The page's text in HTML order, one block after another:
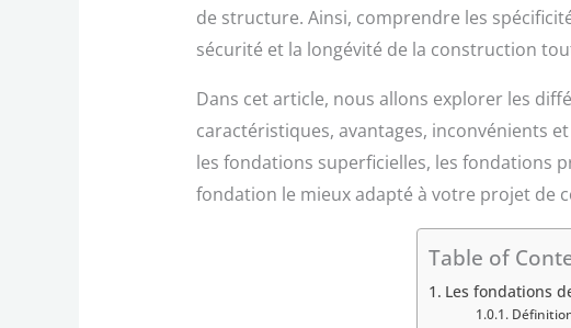
de structure. Ainsi, comprendre les
sécurité et la longévité de la construction
Dans cet article, nous allons explorer les
caractéristiques, avantages, inconvénients
les fondations superficielles, les fondations
fondation le mieux adapté à votre projet de
Table of
Les fondations